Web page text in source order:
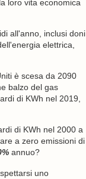
loro vita economica
all'anno, inclusi doni
elettrica,
è scesa da 2090
balzo del gas
di KWh nel 2019,
di KWh nel 2000 a
a zero emissioni di
annuo?
uno